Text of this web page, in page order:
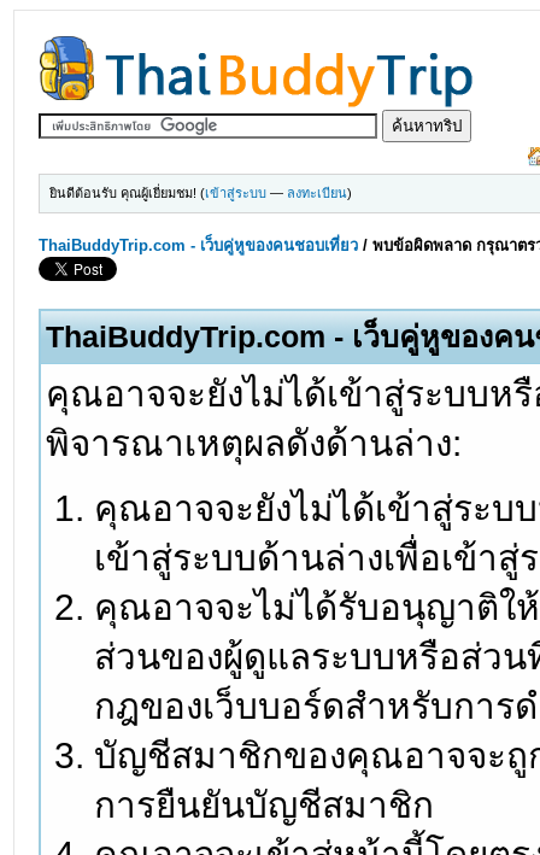
ยินดีต้อนรับ คุณผู้เยี่ยมชม! (เข้าสู่ระบบ — ลงทะเบียน)
ThaiBuddyTrip.com - เว็บคู่หูของคนชอบเที่ยว /พบข้อผิดพลาด กรุณาตร
ThaiBuddyTrip.com - เว็บคู่หูของค
คุณอาจจะยังไม่ได้เข้าสู่ระบบ
พิจารณาเหตุผลดังด้านล่าง:
คุณอาจจะยังไม่ได้เข้าสู่ระบ
เข้าสู่ระบบด้านล่างเพื่อเข้า
คุณอาจจะไม่ได้รับอนุญาติใ
ส่วนของผู้ดูแลระบบหรือส่ว
กฎของเว็บบอร์ดสำหรับการ
บัญชีสมาชิกของคุณอาจจะถู
การยืนยันบัญชีสมาชิก